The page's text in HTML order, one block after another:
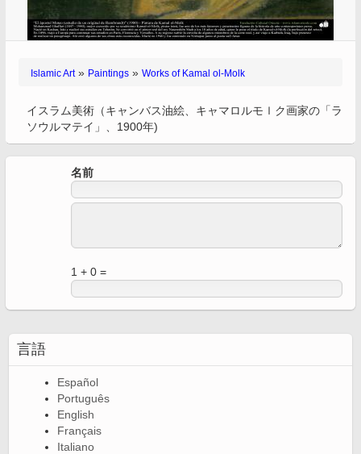
Islamic Art» Paintings » Works of Kamal ol-Molk
イスラム美術（キャンバス油絵、キャマロルモｌク画家の「ラ
ソウルマテイ」、1900年)
名前
1 + 0 =
言語
Español
Português
English
Français
Italiano